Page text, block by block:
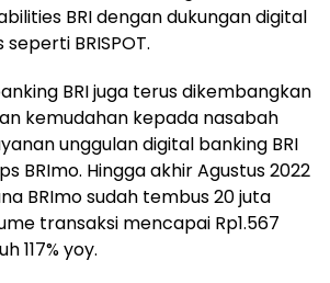
BRI dengan dukungan digital
BRISPOT.
BRI juga terus dikembangkan
kemudahan kepada nasabah
unggulan digital banking BRI
BRImo. Hingga akhir Agustus 2022
BRImo sudah tembus 20 juta
transaksi mencapai Rp1.567
117% yoy.